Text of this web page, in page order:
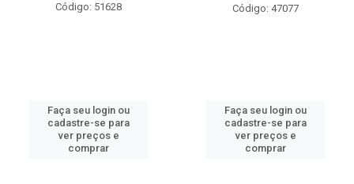
Código: 51628
Faça seu login ou
cadastre-se para
ver preços e
comprar
Código: 47077
Faça seu login ou
cadastre-se para
ver preços e
comprar